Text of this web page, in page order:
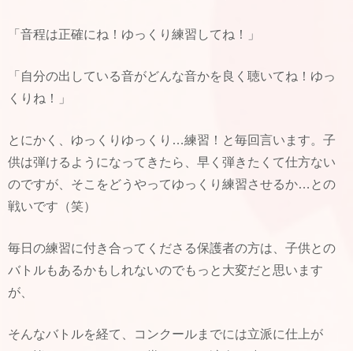
「音程は正確にね！ゆっくり練習してね！」
「自分の出している音がどんな音かを良く聴いてね！ゆっ
くりね！」
とにかく、ゆっくりゆっくり…練習！と毎回言います。子
供は弾けるようになってきたら、早く弾きたくて仕方ない
のですが、そこをどうやってゆっくり練習させるか…との
戦いです（笑）
毎日の練習に付き合ってくださる保護者の方は、子供との
バトルもあるかもしれないのでもっと大変だと思います
が、
そんなバトルを経て、コンクールまでには立派に仕上が